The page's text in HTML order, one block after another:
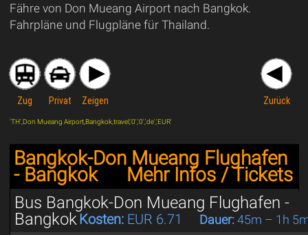
Fähre von Don Mueang Airport nach Bangkok.
Fahrpläne und Flugpläne für Thailand.
Zug Privat Zeigen Zurück
'TH',Don Mueang Airport,Bangkok,travel,'0','0','de','EUR'
Bangkok-Don Mueang Flughafen
- Bangkok Mehr Infos / Tickets
Bus Bangkok-Don Mueang Flughafen -
BangkokKosten:EUR 6.71 Dauer:45m – 1h